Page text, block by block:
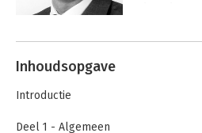
ondersteunt
Andere boeken
Inhoudsopgave
Introductie
Deel 1 - Algemeen